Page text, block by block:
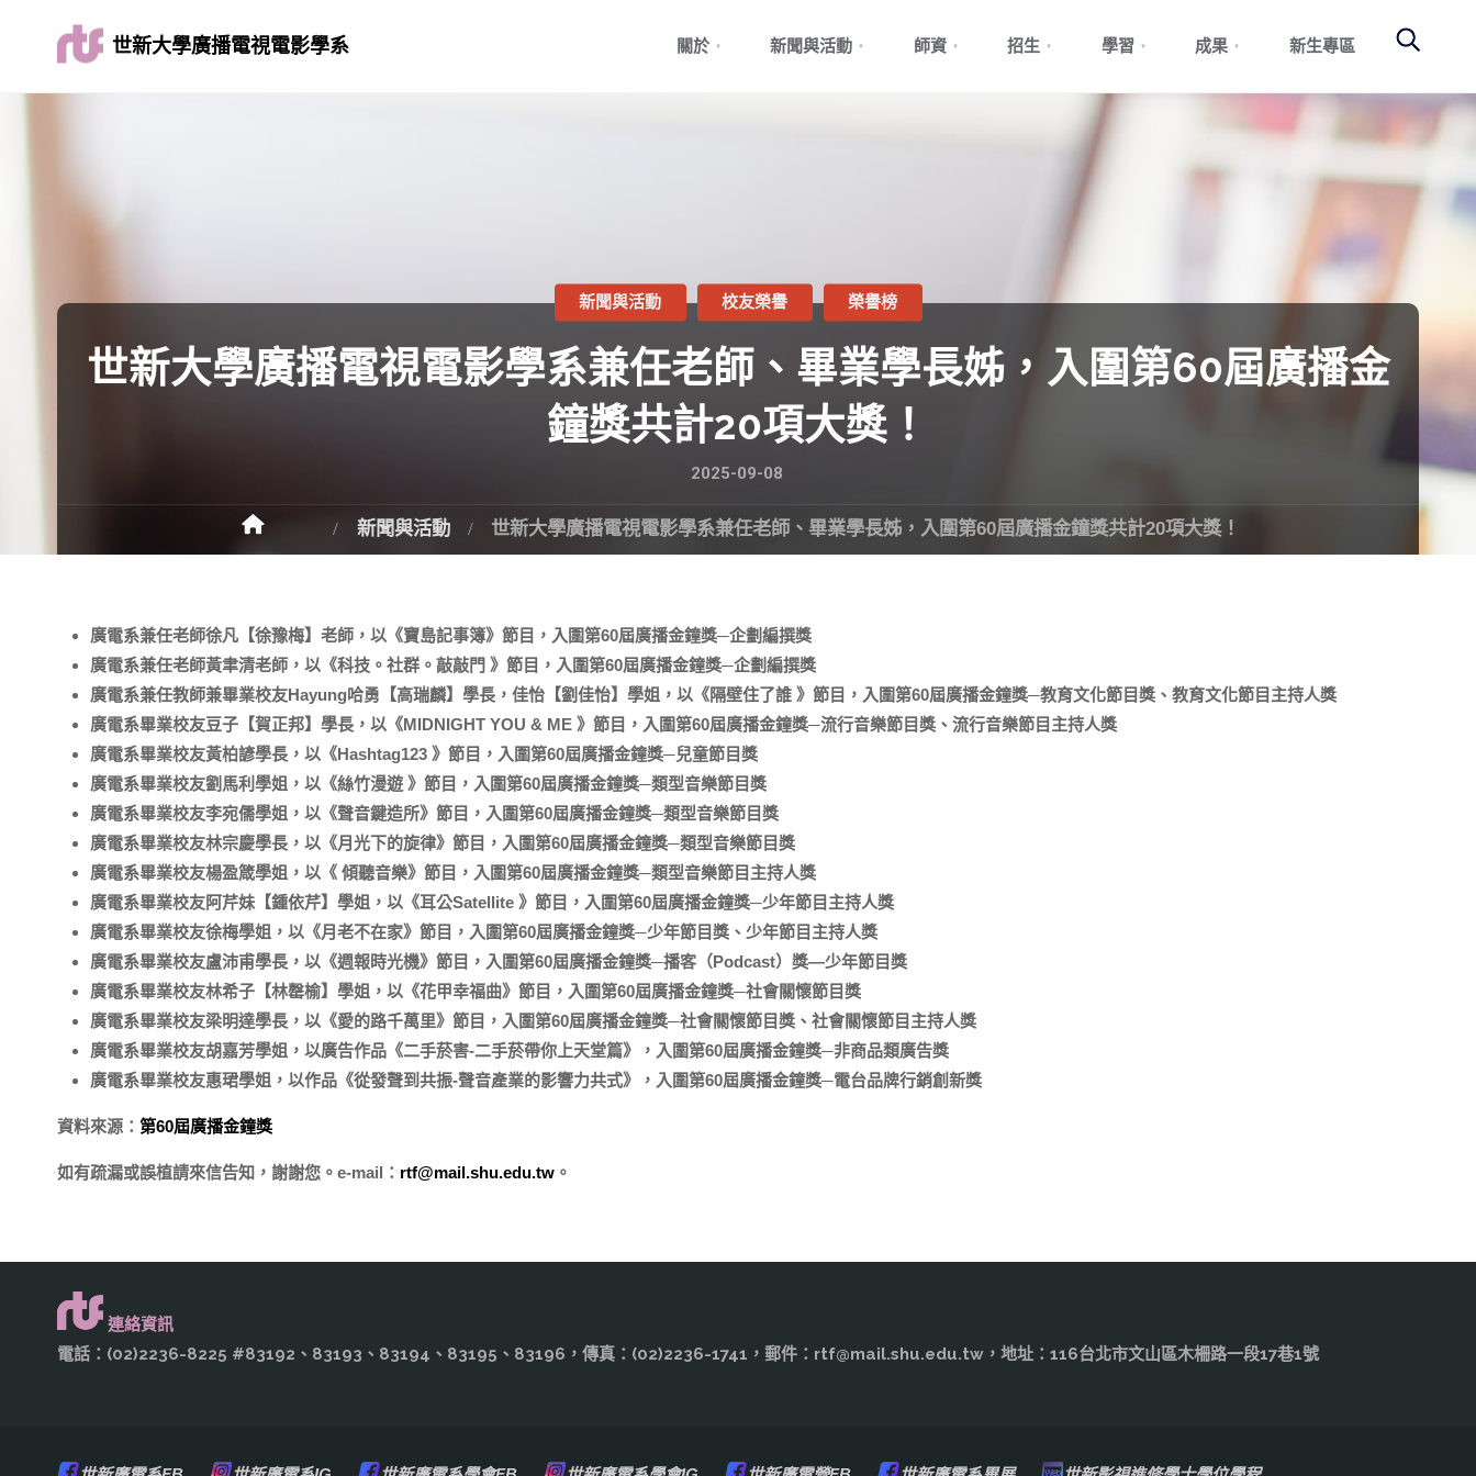
世新大學廣播電視電影學系 關於 新聞與活動 師資 招生 學習 成果 新生專區
世新大學廣播電視電影學系兼任老師、畢業學長姊，入圍第60屆廣播金
鐘獎共計20項大獎！
2025-09-08
新聞與活動 校友榮譽 榮譽榜
新聞與活動 世新大學廣播電視電影學系兼任老師、畢業學長姊，入圍第60屆廣播金鐘獎共計20項大獎！
廣電系兼任老師徐凡【徐豫梅】老師，以《寶島記事簿》節目，入圍第60屆廣播金鐘獎─企劃編撰獎
廣電系兼任老師黃聿清老師，以《科技。社群。敲敲門 》節目，入圍第60屆廣播金鐘獎─企劃編撰獎
廣電系兼任教師兼畢業校友Hayung哈勇【高瑞麟】學長，佳怡【劉佳怡】學姐，以《隔壁住了誰 》節目，入圍第60屆廣播金鐘獎─教育文化節目獎、教育文化節目主持人獎
廣電系畢業校友豆子【賀正邦】學長，以《MIDNIGHT YOU & ME 》節目，入圍第60屆廣播金鐘獎─流行音樂節目獎、流行音樂節目主持人獎
廣電系畢業校友黃柏諺學長，以《Hashtag123 》節目，入圍第60屆廣播金鐘獎─兒童節目獎
廣電系畢業校友劉馬利學姐，以《絲竹漫遊 》節目，入圍第60屆廣播金鐘獎─類型音樂節目獎
廣電系畢業校友李宛儒學姐，以《聲音鍵造所》節目，入圍第60屆廣播金鐘獎─類型音樂節目獎
廣電系畢業校友林宗慶學長，以《月光下的旋律》節目，入圍第60屆廣播金鐘獎─類型音樂節目獎
廣電系畢業校友楊盈箴學姐，以《 傾聽音樂》節目，入圍第60屆廣播金鐘獎─類型音樂節目主持人獎
廣電系畢業校友阿芹妹【鍾依芹】學姐，以《耳公Satellite 》節目，入圍第60屆廣播金鐘獎─少年節目主持人獎
廣電系畢業校友徐梅學姐，以《月老不在家》節目，入圍第60屆廣播金鐘獎─少年節目獎、少年節目主持人獎
廣電系畢業校友盧沛甫學長，以《週報時光機》節目，入圍第60屆廣播金鐘獎─播客（Podcast）獎—少年節目獎
廣電系畢業校友林希子【林罄榆】學姐，以《花甲幸福曲》節目，入圍第60屆廣播金鐘獎─社會關懷節目獎
廣電系畢業校友梁明達學長，以《愛的路千萬里》節目，入圍第60屆廣播金鐘獎─社會關懷節目獎、社會關懷節目主持人獎
廣電系畢業校友胡嘉芳學姐，以廣告作品《二手菸害-二手菸帶你上天堂篇》，入圍第60屆廣播金鐘獎─非商品類廣告獎
廣電系畢業校友惠珺學姐，以作品《從發聲到共振-聲音產業的影響力共式》，入圍第60屆廣播金鐘獎─電台品牌行銷創新獎
資料來源： 第60屆廣播金鐘獎
如有疏漏或誤植請來信告知，謝謝您。e-mail： rtf@mail.shu.edu.tw 。
連絡資訊
電話：(02)2236-8225 #83192、83193、83194、83195、83196，傳真：(02)2236-1741，郵件：rtf@mail.shu.edu.tw，地址：116台北市文山區木柵路一段17巷1號